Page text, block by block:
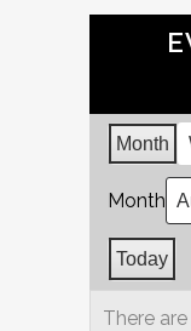
Month
Month
Today
There